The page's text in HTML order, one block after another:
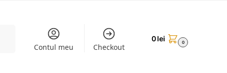
Contul meu Checkout
0lei 0